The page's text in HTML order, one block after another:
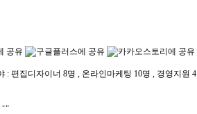
: 편집디자이너 8명 , 온라인마케팅 10명 , 경영지원